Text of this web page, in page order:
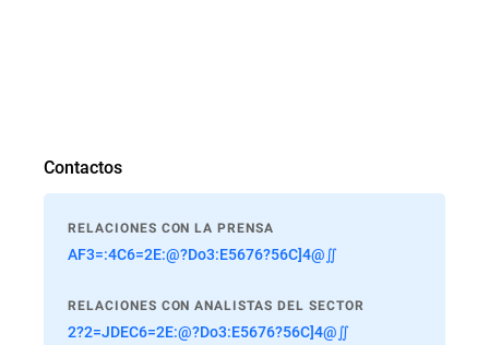
Contactos
RELACIONES CON LA PRENSA
AF3=:4C6=2E:@?Do3:E5676?56C]4@∬
RELACIONES CON ANALISTAS DEL SECTOR
2?2=JDEC6=2E:@?Do3:E5676?56C]4@∬